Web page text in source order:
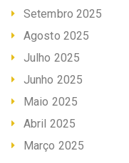
Setembro 2025
Agosto 2025
Julho 2025
Junho 2025
Maio 2025
Abril 2025
Março 2025